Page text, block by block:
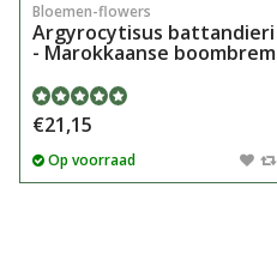
Bloemen-flowers
Argyrocytisus battandieri
- Marokkaanse boombrem
€21,15
Op voorraad